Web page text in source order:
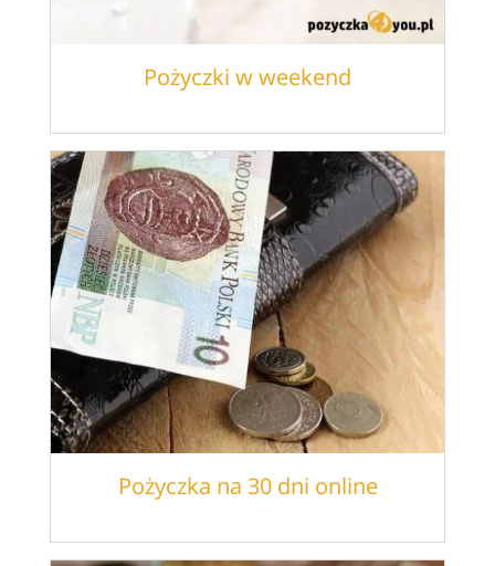
Pożyczki w weekend
Pożyczka na 30 dni online